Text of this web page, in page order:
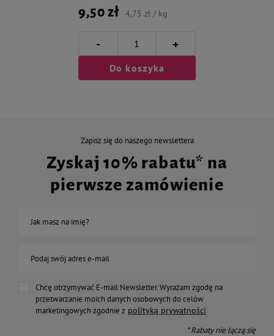
9,50 zł 4,75 zł / kg
- +
Do koszyka
Zapisz się do naszego newslettera
Zyskaj 10% rabatu* na
pierwsze zamówienie
Jak masz na imię?
Podaj swój adres e-mail
Chcę otrzymywać E-mail Newsletter. Wyrażam zgodę na
przetwarzanie moich danych osobowych do celów
marketingowych zgodnie z polityką prywatności
* Rabaty nie łączą się